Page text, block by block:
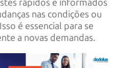
rápidos e informados
nas condições ou
é essencial para se
a novas demandas.